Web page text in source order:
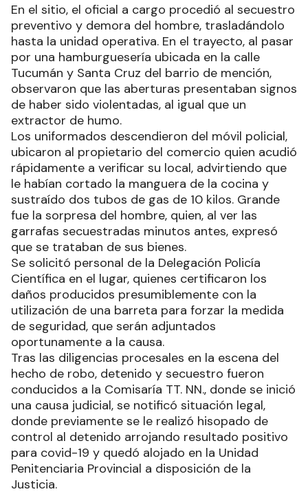
En el sitio, el oficial a cargo procedió al secuestro
preventivo y demora del hombre, trasladándolo
hasta la unidad operativa. En el trayecto, al pasar
por una hamburguesería ubicada en la calle
Tucumán y Santa Cruz del barrio de mención,
observaron que las aberturas presentaban signos
de haber sido violentadas, al igual que un
extractor de humo.
Los uniformados descendieron del móvil policial,
ubicaron al propietario del comercio quien acudió
rápidamente a verificar su local, advirtiendo que
le habían cortado la manguera de la cocina y
sustraído dos tubos de gas de 10 kilos. Grande
fue la sorpresa del hombre, quien, al ver las
garrafas secuestradas minutos antes, expresó
que se trataban de sus bienes.
Se solicitó personal de la Delegación Policía
Científica en el lugar, quienes certificaron los
daños producidos presumiblemente con la
utilización de una barreta para forzar la medida
de seguridad, que serán adjuntados
oportunamente a la causa.
Tras las diligencias procesales en la escena del
hecho de robo, detenido y secuestro fueron
conducidos a la Comisaría TT. NN., donde se inició
una causa judicial, se notificó situación legal,
donde previamente se le realizó hisopado de
control al detenido arrojando resultado positivo
para covid-19 y quedó alojado en la Unidad
Penitenciaria Provincial a disposición de la
Justicia.